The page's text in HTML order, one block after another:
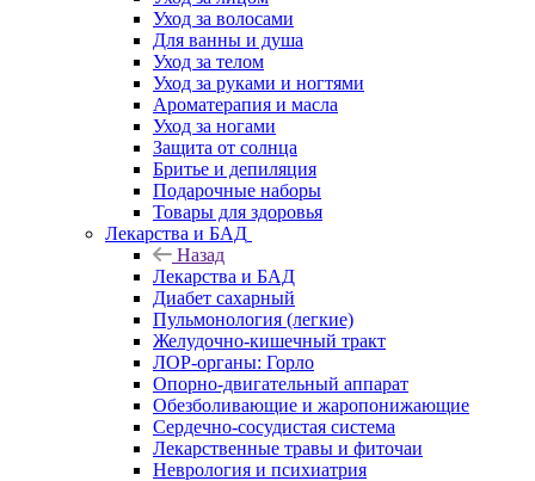
Уход за волосами
Для ванны и душа
Уход за телом
Уход за руками и ногтями
Ароматерапия и масла
Уход за ногами
Защита от солнца
Бритье и депиляция
Подарочные наборы
Товары для здоровья
Лекарства и БАД
Назад
Лекарства и БАД
Диабет сахарный
Пульмонология (легкие)
Желудочно-кишечный тракт
ЛОР-органы: Горло
Опорно-двигательный аппарат
Обезболивающие и жаропонижающие
Сердечно-сосудистая система
Лекарственные травы и фиточаи
Неврология и психиатрия